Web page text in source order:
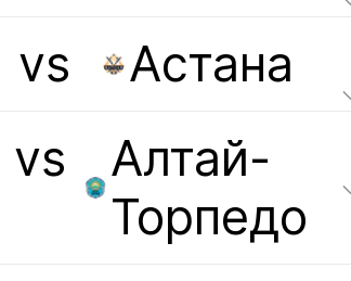
vs Астана
vs
Алтай-
Торпедо